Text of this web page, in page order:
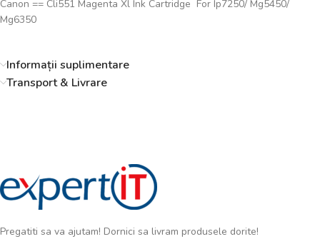
Canon == Cli551 Magenta Xl Ink Cartridge For Ip7250/ Mg5450/
Mg6350
Informații suplimentare
Transport & Livrare
Pregatiti sa va ajutam! Dornici sa livram produsele dorite!